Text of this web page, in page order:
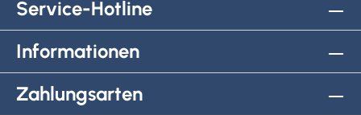
Service-Hotline
Informationen
Zahlungsarten